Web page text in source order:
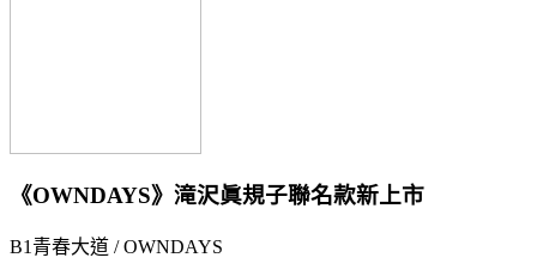
《OWNDAYS》滝沢眞規子聯名款新上市
B1青春大道 / OWNDAYS